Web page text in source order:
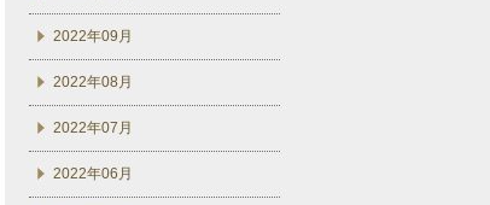
2022年09月
2022年08月
2022年07月
2022年06月